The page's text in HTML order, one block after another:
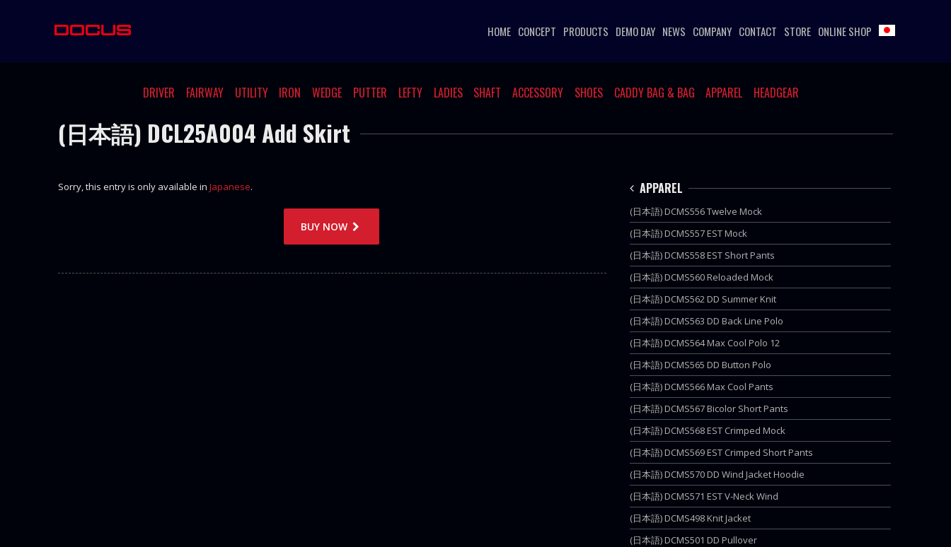
HOME CONCEPT PRODUCTS DEMO DAY NEWS COMPANY CONTACT STORE ONLINE SHOP
DRIVER FAIRWAY UTILITY IRON WEDGE PUTTER LEFTY LADIES SHAFT ACCESSORY SHOES CADDY BAG & BAG APPAREL HEADGEAR
(日本語) DCL25A004 Add Skirt
Sorry, this entry is only available in Japanese.
BUY NOW
APPAREL
(日本語) DCMS556 Twelve Mock
(日本語) DCMS557 EST Mock
(日本語) DCMS558 EST Short Pants
(日本語) DCMS560 Reloaded Mock
(日本語) DCMS562 DD Summer Knit
(日本語) DCMS563 DD Back Line Polo
(日本語) DCMS564 Max Cool Polo 12
(日本語) DCMS565 DD Button Polo
(日本語) DCMS566 Max Cool Pants
(日本語) DCMS567 Bicolor Short Pants
(日本語) DCMS568 EST Crimped Mock
(日本語) DCMS569 EST Crimped Short Pants
(日本語) DCMS570 DD Wind Jacket Hoodie
(日本語) DCMS571 EST V-Neck Wind
(日本語) DCMS498 Knit Jacket
(日本語) DCMS501 DD Pullover